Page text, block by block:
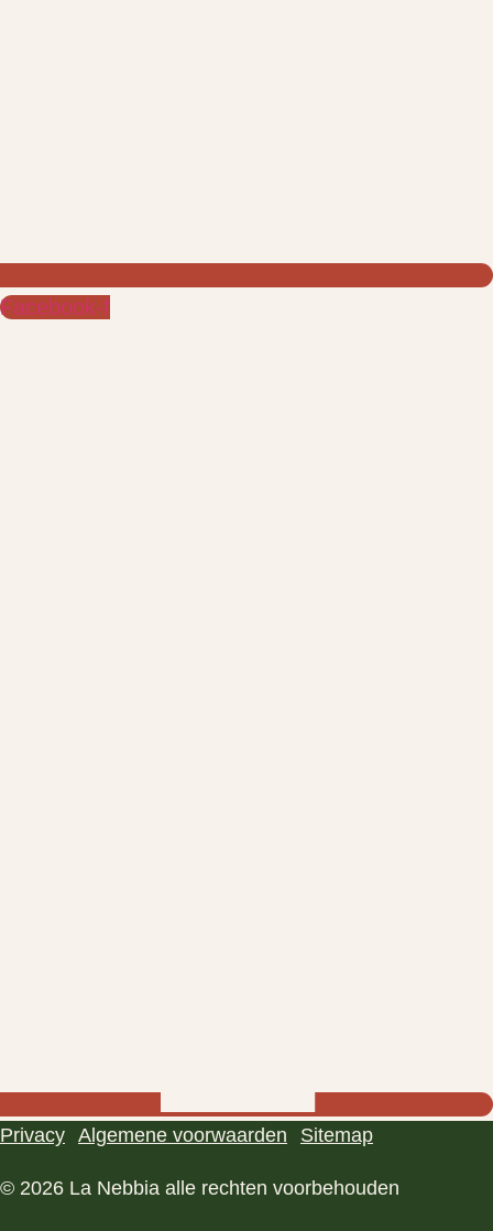
Facebook-f
Privacy Algemene voorwaarden Sitemap
© 2026 La Nebbia alle rechten voorbehouden